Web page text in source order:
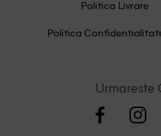
Politica Livrare
Politica
Urmareste